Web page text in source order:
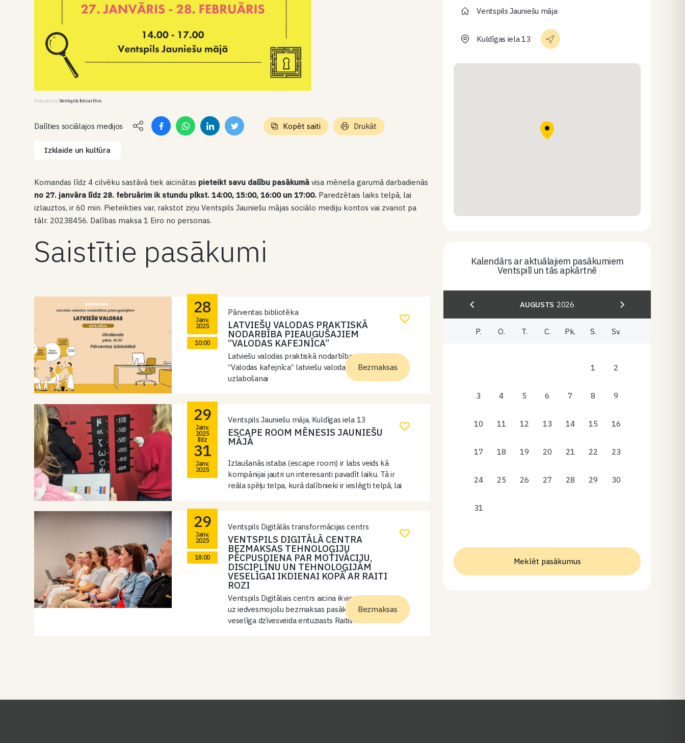
Foto autorsVentspils foto arhīvs
Dalīties sociālajos medijos Kopēt saiti Drukāt
Izklaide un kultūra
Komandas līdz 4 cilvēku sastāvā tiek aicinātas pieteikt savu dalību pasākumā visa mēneša garumā darbadienās
no 27. janvāra līdz 28. februārim ik stundu plkst. 14:00, 15:00, 16:00 un 17:00. Paredzētais laiks telpā, lai
izlauztos, ir 60 min. Pieteikties var, rakstot ziņu Ventspils Jauniešu mājas sociālo mediju kontos vai zvanot pa
tālr. 20238456. Dalības maksa 1 Eiro no personas.
Saistītie pasākumi
28
Janv.
2025
10:00
Pārventas bibliotēka
LATVIEŠU VALODAS PRAKTISKĀ
NODARBĪBA PIEAUGUŠAJIEM
“VALODAS KAFEJNĪCA”
Latviešu valodas praktiskā nodarbība pieaugušajiem
“Valodas kafejnīca” latviešu valodas saziņas prasmju
uzlabošanai
Bezmaksas
29
Janv.
2025
līdz
31
Janv.
2025
Ventspils Jauniešu māja, Kuldīgas iela 13
ESCAPE ROOM MĒNESIS JAUNIEŠU
MĀJĀ
Izlaušanās istaba (escape room) ir labs veids kā
kompānijai jautri un interesanti pavadīt laiku. Tā ir
reāla spēļu telpa, kurā dalībnieki ir ieslēgti telpā, lai
29
Janv.
2025
18:00
Ventspils Digitālās transformācijas centrs
VENTSPILS DIGITĀLĀ CENTRA
BEZMAKSAS TEHNOLOĢIJU
PĒCPUSDIENA PAR MOTIVĀCIJU,
DISCIPLĪNU UN TEHNOLOĢIJĀM
VESELĪGAI IKDIENAI KOPĀ AR RAITI
ROZI
Ventspils Digitālais centrs aicina ikvienu interesentu
uz iedvesmojošu bezmaksas pasākumu, kurā
veselīga dzīvesveida entuziasts Raitis Roze dalīsies
Bezmaksas
Ventspils Jauniešu māja
Kuldīgas iela 13
Kalendārs ar aktuālajiem pasākumiem
Ventspilī un tās apkārtnē
AUGUSTS 2026
P. O. T. C. Pk. S. Sv.
1 2
3 4 5 6 7 8 9
10 11 12 13 14 15 16
17 18 19 20 21 22 23
24 25 26 27 28 29 30
31
Meklēt pasākumus